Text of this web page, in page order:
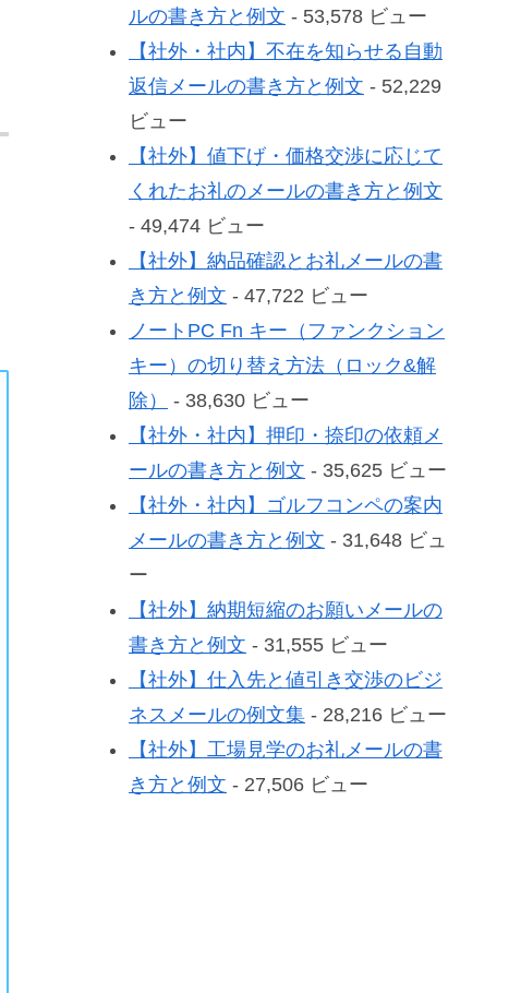
ルの書き方と例文 - 53,578 ビュー
【社外・社内】不在を知らせる自動
返信メールの書き方と例文 - 52,229
ビュー
【社外】値下げ・価格交渉に応じて
くれたお礼のメールの書き方と例文
- 49,474 ビュー
【社外】納品確認とお礼メールの書
き方と例文 - 47,722 ビュー
ノートPC Fn キー（ファンクション
キー）の切り替え方法（ロック&解
除）
- 38,630 ビュー
【社外・社内】押印・捺印の依頼メ
ールの書き方と例文 - 35,625 ビュー
【社外・社内】ゴルフコンペの案内
メールの書き方と例文 - 31,648 ビュ
ー
【社外】納期短縮のお願いメールの
書き方と例文 - 31,555 ビュー
【社外】仕入先と値引き交渉のビジ
ネスメールの例文集 - 28,216 ビュー
【社外】工場見学のお礼メールの書
き方と例文 - 27,506 ビュー